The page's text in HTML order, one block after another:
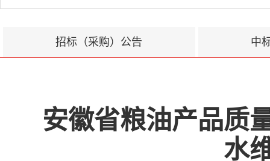
招标（采购）公告 中